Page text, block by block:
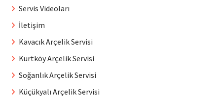
Servis Videoları
İletişim
Kavacık Arçelik Servisi
Kurtköy Arçelik Servisi
Soğanlık Arçelik Servisi
Küçükyalı Arçelik Servisi